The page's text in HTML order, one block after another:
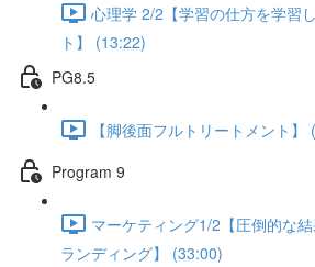
心理学 2/2【学習の仕方を学習
ト】 (13:22)
PG8.5
【脚後面フルトリートメント】
Program 9
マーケティング1/2【圧倒的な
ランディング】 (33:00)